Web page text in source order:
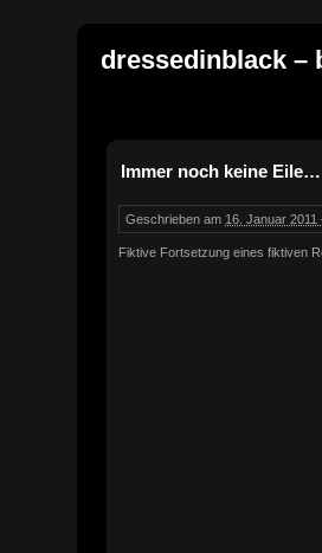
dressedinblack –
Immer noch keine Eile…
Geschrieben am 16. Januar 2011
Fiktive Fortsetzung eines fiktiven